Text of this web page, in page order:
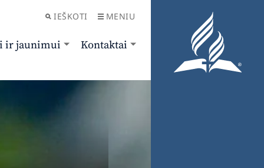
IEŠKOTI MENIU
ir jaunimui Kontaktai